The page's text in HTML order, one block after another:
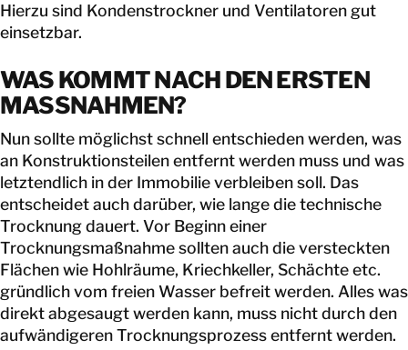
Hierzu sind Kondenstrockner und Ventilatoren gut
einsetzbar.
WAS KOMMT NACH DEN ERSTEN
MASSNAHMEN?
Nun sollte möglichst schnell entschieden werden, was
an Konstruktionsteilen entfernt werden muss und was
letztendlich in der Immobilie verbleiben soll. Das
entscheidet auch darüber, wie lange die technische
Trocknung dauert. Vor Beginn einer
Trocknungsmaßnahme sollten auch die versteckten
Flächen wie Hohlräume, Kriechkeller, Schächte etc.
gründlich vom freien Wasser befreit werden. Alles was
direkt abgesaugt werden kann, muss nicht durch den
aufwändigeren Trocknungsprozess entfernt werden.